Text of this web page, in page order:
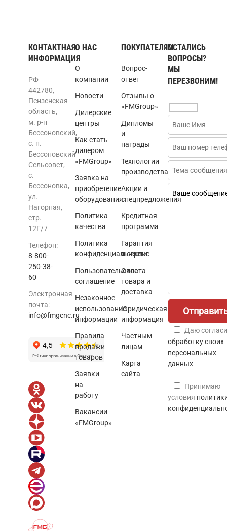
КОНТАКТНАЯ
ИНФОРМАЦИЯ
РФ
442780,
Пензенская
область,
м. р-н
Бессоновский,
с. п.
Бессоновский
Сельсовет,
с.
Бессоновка,
ул.
Нагорная,
стр.
12Г/7
Телефон:
8-800-
250-38-
60
Электронная
почта:
info@fmgcnc.ru
О НАС
О
компании
Новости
Дилерские
центры
Как стать
дилером
«FMGroup»
Заявка на
приобретение
оборудования
Политика
качества
Политика
конфиденциальности
Пользовательское
соглашение
Незаконное
использование
информации
Правила
продажи
товаров
Заявки
на
работу
Вакансии
«FMGroup»
ПОКУПАТЕЛЯМ
Вопрос-
ответ
Отзывы о
«FMGroup»
Дипломы
и
награды
Технологии
производства
Акции и
спецпредложения
Кредитная
программа
Гарантия
и сервис
Оплата
товара и
доставка
Юридическая
информация
Частным
лицам
Карта
сайта
ОСТАЛИСЬ
ВОПРОСЫ?
МЫ
ПЕРЕЗВОНИМ!
Даю
обработку своих
персональных
данных
Принимаю
условия